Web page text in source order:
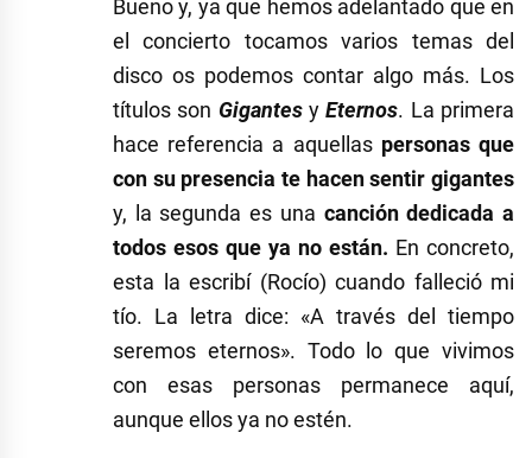
Bueno y, ya que hemos adelantado que en
el concierto tocamos varios temas del
disco os podemos contar algo más. Los
títulos son GigantesyEternos. La primera
hace referencia a aquellas personas que
con su presencia te hacen sentir gigantes
y, la segunda es una canción dedicada a
todos esos que ya no están. En concreto,
esta la escribí (Rocío) cuando falleció mi
tío. La letra dice: «A través del tiempo
seremos eternos». Todo lo que vivimos
con esas personas permanece aquí,
aunque ellos ya no estén.